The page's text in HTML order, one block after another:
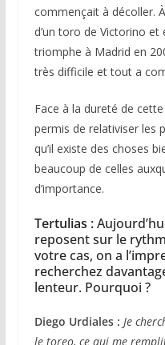
commençait à décoller.
d’un toro de Victorino
triomphe à Madrid en
très difficile et tout a
Face à la dureté de
permis de relativiser les
qu’il existe des choses
beaucoup de celles
d’importance.
Tertulias :
reposent sur le
votre cas, on a
recherchez
lenteur. Pourquoi ?
Diego Urdiales : Je
le toreo, ce qui me